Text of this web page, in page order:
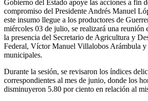
Gobierno del Estado apoye las acciones a fin
compromiso del Presidente Andrés Manuel
este insumo llegue a los productores de
miércoles 03 de julio, se realizará una reunión
la presencia del Secretario de Agricultura y
Federal, Víctor Manuel Villalobos Arámbula y
municipales.
Durante la sesión, se revisaron los índices
correspondientes al mes de junio, donde los
disminuyeron 5.80 por ciento en relación al